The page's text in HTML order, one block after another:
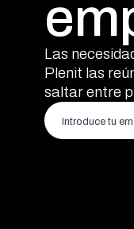
Las
Plenit las
saltar entre